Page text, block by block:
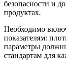
безопасности и
продуктах.
Необходимо
показателям:
параметры
стандартам для